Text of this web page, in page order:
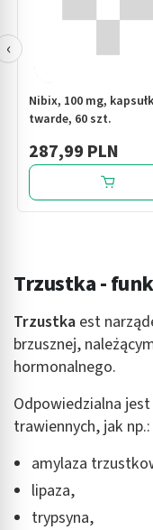
Nibix, 100 mg,
twarde, 60 szt.
287,99 PLN
‹
Trzustka -
Trzustka est
brzusznej,
hormonalnego.
Odpowiedzialna
trawiennych, jak np.:
amylaza
lipaza,
trypsyna,